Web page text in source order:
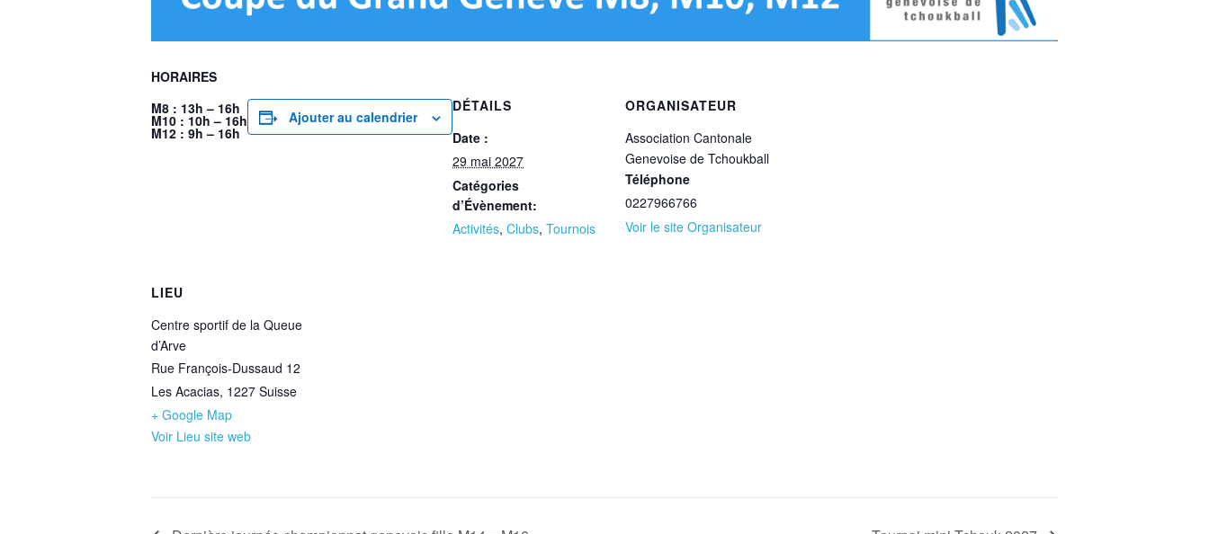
HORAIRES
M8 : 13h – 16h
M10 : 10h – 16h
M12 : 9h – 16h
Ajouter au calendrier
DÉTAILS
Date :
29 mai 2027
Catégories
d’Évènement:
Activités, Clubs, Tournois
ORGANISATEUR
Association Cantonale
Genevoise de Tchoukball
Téléphone
0227966766
Voir le site Organisateur
LIEU
Centre sportif de la Queue
d’Arve
Rue François-Dussaud 12
Les Acacias, 1227 Suisse
+ Google Map
Voir Lieu site web